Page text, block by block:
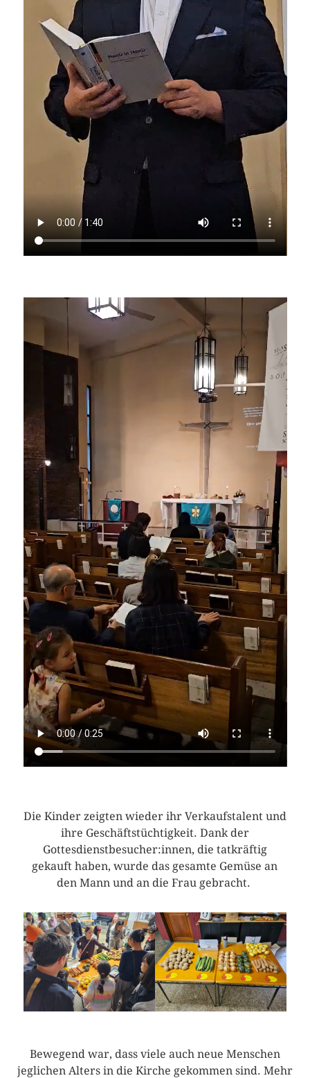
Die Kinder zeigten wieder ihr Verkaufstalent und
ihre Geschäftstüchtigkeit. Dank der
Gottesdienstbesucher:innen, die tatkräftig
gekauft haben, wurde das gesamte Gemüse an
den Mann und an die Frau gebracht.
Bewegend war, dass viele auch neue Menschen
jeglichen Alters in die Kirche gekommen sind. Mehr